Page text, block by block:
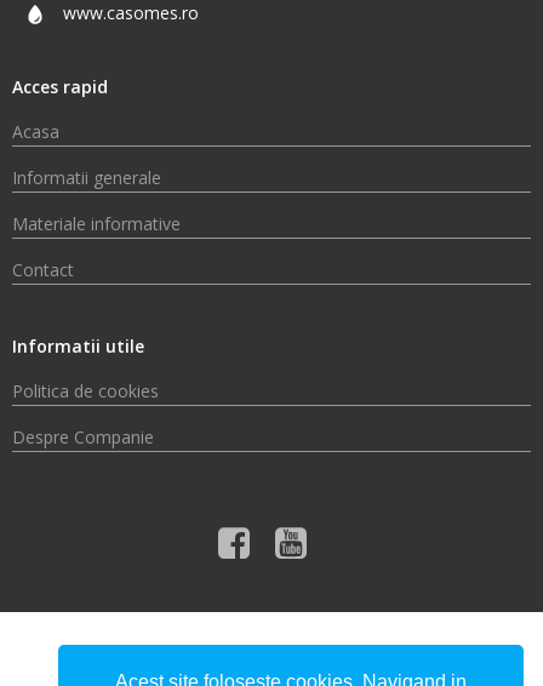
www.casomes.ro
Acces rapid
Acasa
Informatii generale
Materiale informative
Contact
Informatii utile
Politica de cookies
Despre Companie
© 2026 Compania de Apă Someș S.A.
Acest site foloseste cookies. Navigand in